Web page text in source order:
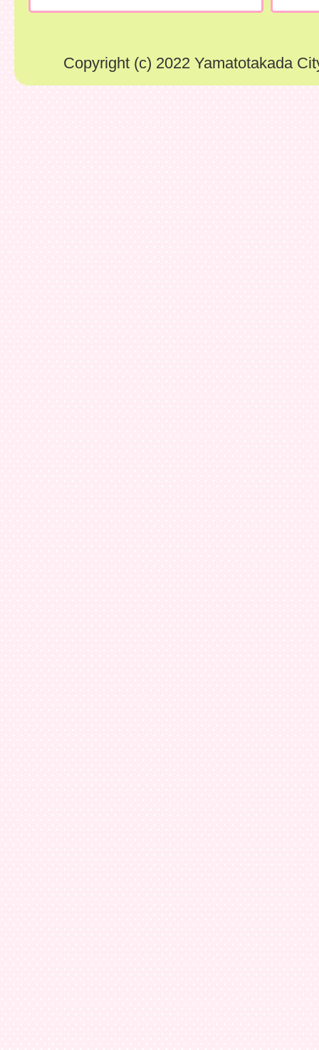
Copyright (c) 2022 Yamatotakada